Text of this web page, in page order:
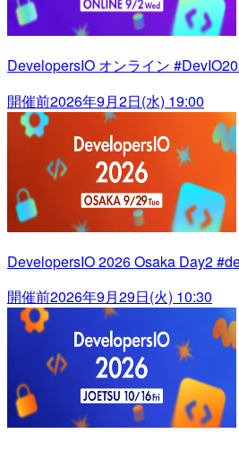
DevelopersIO オンライン
開催前2026年9月2日(水) 19:00
DevelopersIO 2026 Osaka Day2
開催前2026年9月29日(火) 10:30